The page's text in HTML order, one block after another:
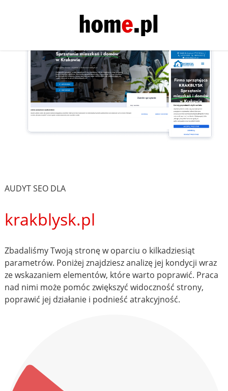
AUDYT SEO DLA
krakblysk.pl
Zbadaliśmy Twoją stronę w oparciu o kilkadziesiąt
parametrów. Poniżej znajdziesz analizę jej kondycji wraz
ze wskazaniem elementów, które warto poprawić. Praca
nad nimi może pomóc zwiększyć widoczność strony,
poprawić jej działanie i podnieść atrakcyjność.